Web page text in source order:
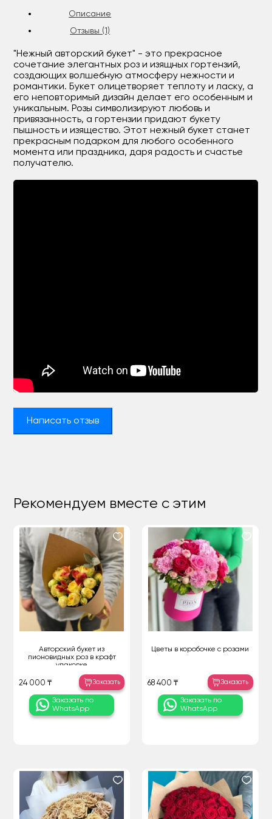
Описание
Отзывы (1)
"Нежный авторский букет" - это прекрасное
сочетание элегантных роз и изящных гортензий,
создающих волшебную атмосферу нежности и
романтики. Букет олицетворяет теплоту и ласку, а
его неповторимый дизайн делает его особенным и
уникальным. Розы символизируют любовь и
привязанность, а гортензии придают букету
пышность и изящество. Этот нежный букет станет
прекрасным подарком для любого особенного
момента или праздника, даря радость и счастье
получателю.
Написать отзыв
Рекомендуем вместе с этим
Авторский букет из
пионовидных роз в крафт
упаковке
24 000 ₸ Заказать
Заказать по
WhatsApp
Цветы в коробочке с розами
68 400 ₸ Заказать
Заказать по
WhatsApp